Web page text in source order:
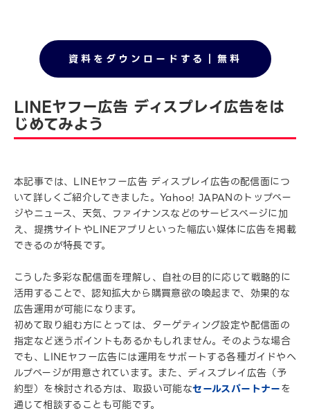
資料をダウンロードする｜無料
LINEヤフー広告 ディスプレイ広告をは
じめてみよう
本記事では、LINEヤフー広告 ディスプレイ広告の配信面につ
いて詳しくご紹介してきました。Yahoo! JAPANのトップペー
ジやニュース、天気、ファイナンスなどのサービスページに加
え、提携サイトやLINEアプリといった幅広い媒体に広告を掲載
できるのが特長です。
こうした多彩な配信面を理解し、自社の目的に応じて戦略的に
活用することで、認知拡大から購買意欲の喚起まで、効果的な
広告運用が可能になります。
初めて取り組む方にとっては、ターゲティング設定や配信面の
指定など迷うポイントもあるかもしれません。そのような場合
でも、LINEヤフー広告には運用をサポートする各種ガイドやヘ
ルプページが用意されています。また、ディスプレイ広告（予
約型）を検討される方は、取扱い可能なセールスパートナーを
通じて相談することも可能です。